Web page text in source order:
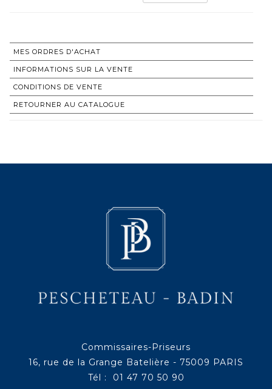
MES ORDRES D'ACHAT
INFORMATIONS SUR LA VENTE
CONDITIONS DE VENTE
RETOURNER AU CATALOGUE
Commissaires-Priseurs
16, rue de la Grange Batelière - 75009 PARIS
Tél : 01 47 70 50 90